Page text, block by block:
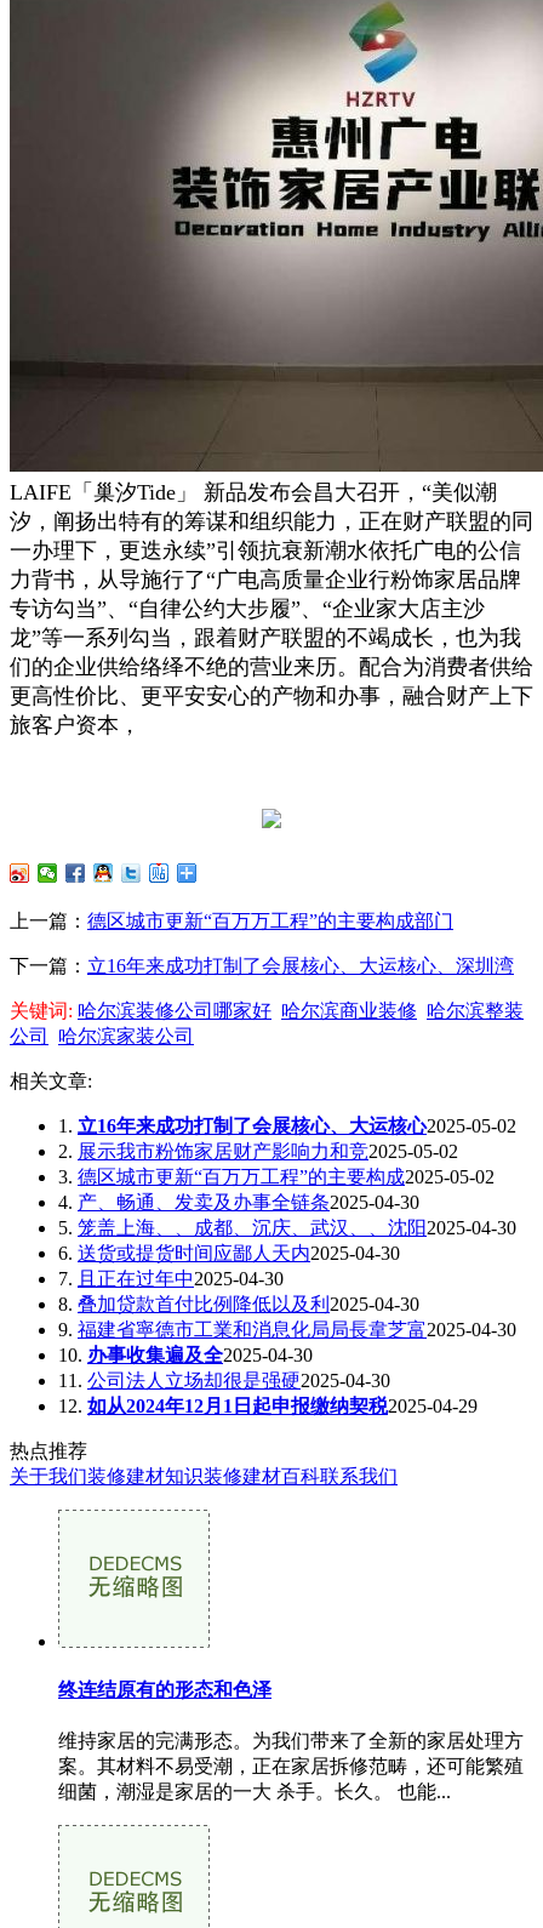
LAIFE「巢汐Tide」 新品发布会昌大召开，“美似潮
汐，阐扬出特有的筹谋和组织能力，正在财产联盟的同
一办理下，更迭永续”引领抗衰新潮水依托广电的公信
力背书，从导施行了“广电高质量企业行粉饰家居品牌
专访勾当”、“自律公约大步履”、“企业家大店主沙
龙”等一系列勾当，跟着财产联盟的不竭成长，也为我
们的企业供给络绎不绝的营业来历。配合为消费者供给
更高性价比、更平安安心的产物和办事，融合财产上下
旅客户资本，
上一篇： 德区城市更新“百万万工程”的主要构成部门
下一篇： 立16年来成功打制了会展核心、大运核心、深圳湾
关键词: 哈尔滨装修公司哪家好 哈尔滨商业装修 哈尔滨整装
公司
哈尔滨家装公司
相关文章:
1. 立16年来成功打制了会展核心、大运核心2025-05-02
2. 展示我市粉饰家居财产影响力和竞2025-05-02
3. 德区城市更新“百万万工程”的主要构成2025-05-02
4. 产、畅通、发卖及办事全链条2025-04-30
5. 笼盖上海、、成都、沉庆、武汉、、沈阳2025-04-30
6. 送货或提货时间应鄙人天内2025-04-30
7. 且正在过年中2025-04-30
8. 叠加贷款首付比例降低以及利 2025-04-30
9. 福建省寧德市工業和消息化局局長韋芝富2025-04-30
10. 办事收集遍及全2025-04-30
11. 公司法人立场却很是强硬2025-04-30
12. 如从2024年12月1日起申报缴纳契税2025-04-29
热点推荐
关于我们装修建材知识装修建材百科联系我们
终连结原有的形态和色泽
维持家居的完满形态。为我们带来了全新的家居处理方
案。其材料不易受潮，正在家居拆修范畴，还可能繁殖
细菌，潮湿是家居的一大 杀手。长久。 也能...